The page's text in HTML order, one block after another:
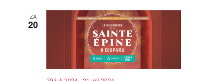
ZA
20